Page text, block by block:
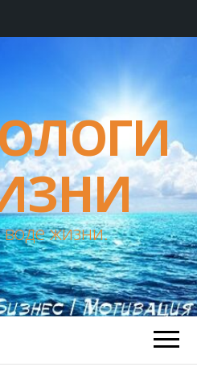
жизни.